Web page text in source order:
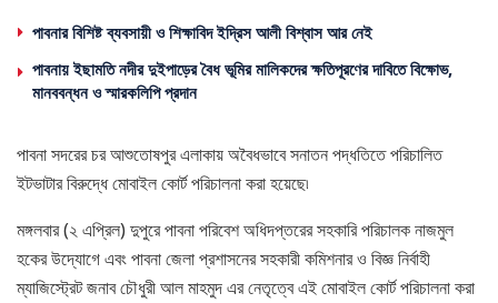
পাবনার বিশিষ্ট ব্যবসায়ী ও শিক্ষাবিদ ইদ্রিস আলী বিশ্বাস আর নেই
পাবনায় ইছামতি নদীর দুইপাড়ের বৈধ ভূমির মালিকদের ক্ষতিপূরণের দাবিতে বিক্ষোভ,
মানববন্ধন ও স্মারকলিপি প্রদান
পাবনা সদরের চর আশুতোষপুর এলাকায় অবৈধভাবে সনাতন পদ্ধতিতে পরিচালিত
ইটভাটার বিরুদ্ধে মোবাইল কোর্ট পরিচালনা করা হয়েছে৷
মঙ্গলবার (২ এপ্রিল) দুপুরে পাবনা পরিবেশ অধিদপ্তরের সহকারি পরিচালক নাজমুল
হকের উদ্যোগে এবং পাবনা জেলা প্রশাসনের সহকারী কমিশনার ও বিজ্ঞ নির্বাহী
ম্যাজিস্ট্রেট জনাব চৌধুরী আল মাহমুদ এর নেতৃত্বে এই মোবাইল কোর্ট পরিচালনা করা